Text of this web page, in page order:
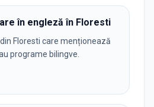
în engleză în Floresti
Floresti care menționează
programe bilingve.